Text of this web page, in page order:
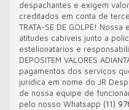
despachantes e exigem
creditados em conta de
TRATA-SE DE GOLPE!
atitudes cabíveis junto a
estelionatários e
DEPOSITEM VALORES
pagamentos dos serviços
jurídica em nome do JR
de nossa equipe de
pelo nosso Whatsapp (11)